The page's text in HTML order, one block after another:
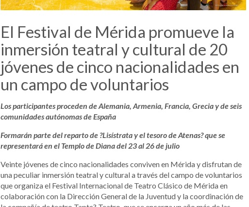
El Festival de Mérida promueve la
inmersión teatral y cultural de 20
jóvenes de cinco nacionalidades en
un campo de voluntarios
Los participantes proceden de Alemania, Armenia, Francia, Grecia y de seis
comunidades autónomas de España
Formarán parte del reparto de ?Lisístrata y el tesoro de Atenas? que se
representará en el Templo de Diana del 23 al 26 de julio
Veinte jóvenes de cinco nacionalidades conviven en Mérida y disfrutan de
una peculiar inmersión teatral y cultural a través del campo de voluntarios
que organiza el Festival Internacional de Teatro Clásico de Mérida en
colaboración con la Dirección General de la Juventud y la coordinación de